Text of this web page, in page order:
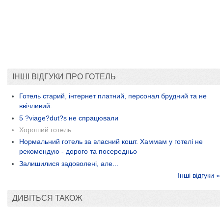
ІНШІ ВІДГУКИ ПРО ГОТЕЛЬ
Готель старий, інтернет платний, персонал брудний та не
ввічливий.
5 ?viage?dut?s не спрацювали
Хороший готель
Нормальний готель за власний кошт. Хаммам у готелі не
рекомендую - дорого та посередньо
Залишилися задоволені, але...
Інші відгуки »
ДИВІТЬСЯ ТАКОЖ